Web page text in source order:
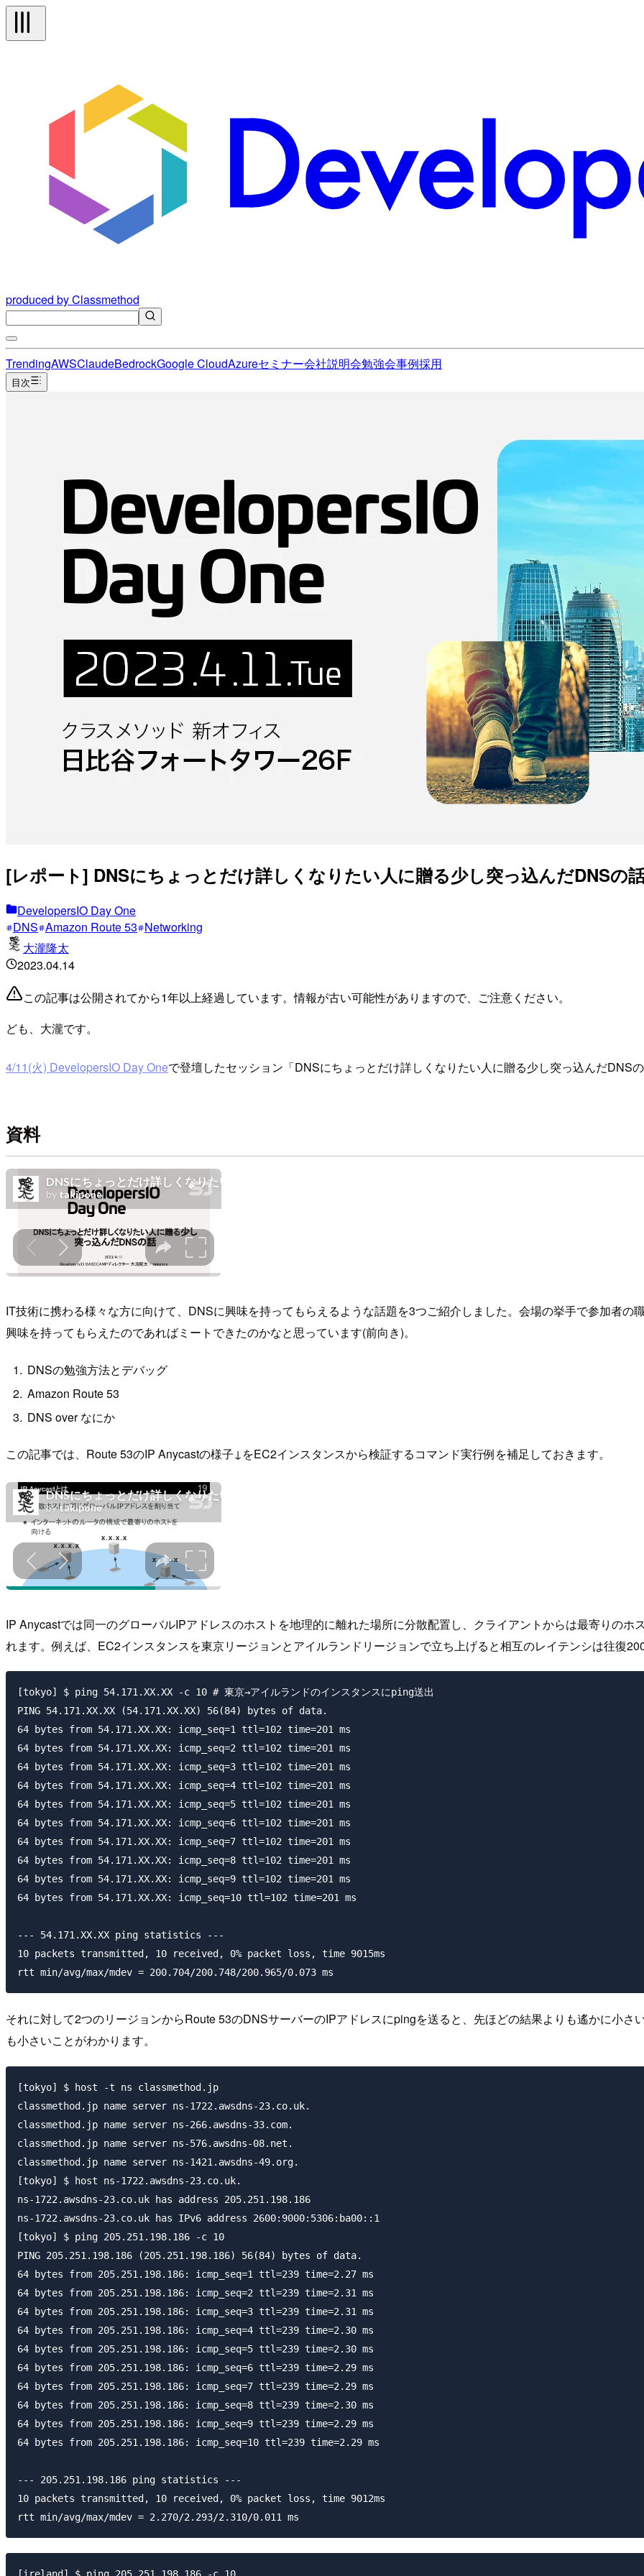
produced by Classmethod
TrendingAWSClaudeBedrockGoogle CloudAzureセミナー会社説明会勉強会事例採用
目次
[レポート] DNSにちょっとだけ詳しくなりたい人に贈る少し突っ込んだDNSの
DevelopersIO Day One
DNS Amazon Route 53 Networking
大瀧隆太
2023.04.14
この記事は公開されてから1年以上経過しています。情報が古い可能性がありますので、ご注意ください。
ども、大瀧です。
4/11(火) DevelopersIO Day Oneで登壇したセッション「DNSにちょっとだけ詳しくなりたい人に贈る少し突っ込んだDNS
資料
IT技術に携わる様々な方に向けて、DNSに興味を持ってもらえるような話題を3つご紹介しました。会場の挙手で参加者の
興味を持ってもらえたのであればミートできたのかなと思っています(前向き)。
DNSの勉強方法とデバッグ
Amazon Route 53
DNS over なにか
この記事では、Route 53のIP Anycastの様子↓をEC2インスタンスから検証するコマンド実行例を補足しておきます。
IP Anycastでは同一のグローバルIPアドレスのホストを地理的に離れた場所に分散配置し、クライアントからは最寄りの
れます。例えば、EC2インスタンスを東京リージョンとアイルランドリージョンで立ち上げると相互のレイテンシは往復
[tokyo] $ ping 54.171.XX.XX -c 10 # 東京→アイルランドのインスタンスにping送出
PING 54.171.XX.XX (54.171.XX.XX) 56(84) bytes of data.
64 bytes from 54.171.XX.XX: icmp_seq=1 ttl=102 time=201 ms
64 bytes from 54.171.XX.XX: icmp_seq=2 ttl=102 time=201 ms
64 bytes from 54.171.XX.XX: icmp_seq=3 ttl=102 time=201 ms
64 bytes from 54.171.XX.XX: icmp_seq=4 ttl=102 time=201 ms
64 bytes from 54.171.XX.XX: icmp_seq=5 ttl=102 time=201 ms
64 bytes from 54.171.XX.XX: icmp_seq=6 ttl=102 time=201 ms
64 bytes from 54.171.XX.XX: icmp_seq=7 ttl=102 time=201 ms
64 bytes from 54.171.XX.XX: icmp_seq=8 ttl=102 time=201 ms
64 bytes from 54.171.XX.XX: icmp_seq=9 ttl=102 time=201 ms
64 bytes from 54.171.XX.XX: icmp_seq=10 ttl=102 time=201 ms
--- 54.171.XX.XX ping statistics ---
10 packets transmitted, 10 received, 0% packet loss, time 9015ms
それに対して2つのリージョンからRoute 53のDNSサーバーのIPアドレスにpingを送ると、先ほどの結果よりも遙かに小さ
も小さいことがわかります。
[tokyo] $ host -t ns classmethod.jp
classmethod.jp name server ns-1722.awsdns-23.co.uk.
classmethod.jp name server ns-266.awsdns-33.com.
classmethod.jp name server ns-576.awsdns-08.net.
classmethod.jp name server ns-1421.awsdns-49.org.
[tokyo] $ host ns-1722.awsdns-23.co.uk.
ns-1722.awsdns-23.co.uk has address 205.251.198.186
ns-1722.awsdns-23.co.uk has IPv6 address 2600:9000:5306:ba00::1
[tokyo] $ ping 205.251.198.186 -c 10
PING 205.251.198.186 (205.251.198.186) 56(84) bytes of data.
64 bytes from 205.251.198.186: icmp_seq=1 ttl=239 time=2.27 ms
64 bytes from 205.251.198.186: icmp_seq=2 ttl=239 time=2.31 ms
64 bytes from 205.251.198.186: icmp_seq=3 ttl=239 time=2.31 ms
64 bytes from 205.251.198.186: icmp_seq=4 ttl=239 time=2.30 ms
64 bytes from 205.251.198.186: icmp_seq=5 ttl=239 time=2.30 ms
64 bytes from 205.251.198.186: icmp_seq=6 ttl=239 time=2.29 ms
64 bytes from 205.251.198.186: icmp_seq=7 ttl=239 time=2.29 ms
64 bytes from 205.251.198.186: icmp_seq=8 ttl=239 time=2.30 ms
64 bytes from 205.251.198.186: icmp_seq=9 ttl=239 time=2.29 ms
64 bytes from 205.251.198.186: icmp_seq=10 ttl=239 time=2.29 ms
--- 205.251.198.186 ping statistics ---
10 packets transmitted, 10 received, 0% packet loss, time 9012ms